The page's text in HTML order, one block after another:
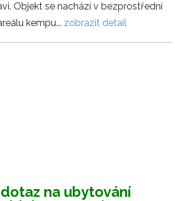
Objekt se nachází v bezprostřední
kempu... zobrazit detail
na ubytování